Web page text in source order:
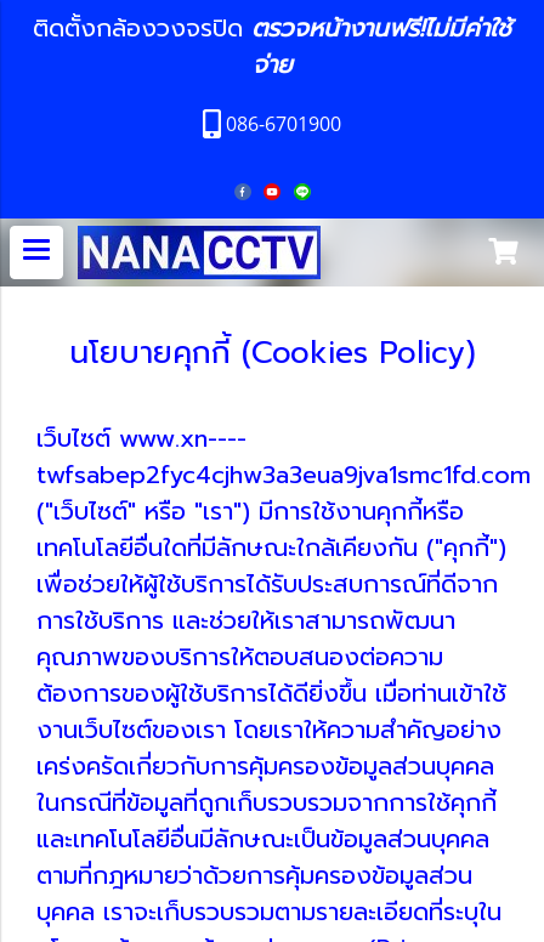
ติดตั้งกล้องวงจรปิด ตรวจหน้างานฟรี!ไม่มีค่าใช้
จ่าย
086-6701900
นโยบายคุกกี้ (Cookies Policy)
เว็บไซต์ www.xn----
twfsabep2fyc4cjhw3a3eua9jva1smc1fd.com
("เว็บไซต์" หรือ "เรา") มีการใช้งานคุกกี้หรือ
เทคโนโลยีอื่นใดที่มีลักษณะใกล้เคียงกัน ("คุกกี้")
เพื่อช่วยให้ผู้ใช้บริการได้รับประสบการณ์ที่ดีจาก
การใช้บริการ และช่วยให้เราสามารถพัฒนา
คุณภาพของบริการให้ตอบสนองต่อความ
ต้องการของผู้ใช้บริการได้ดียิ่งขึ้น เมื่อท่านเข้าใช้
งานเว็บไซต์ของเรา โดยเราให้ความสำคัญอย่าง
เคร่งครัดเกี่ยวกับการคุ้มครองข้อมูลส่วนบุคคล
ในกรณีที่ข้อมูลที่ถูกเก็บรวบรวมจากการใช้คุกกี้
และเทคโนโลยีอื่นมีลักษณะเป็นข้อมูลส่วนบุคคล
ตามที่กฎหมายว่าด้วยการคุ้มครองข้อมูลส่วน
บุคคล เราจะเก็บรวบรวมตามรายละเอียดที่ระบุใน